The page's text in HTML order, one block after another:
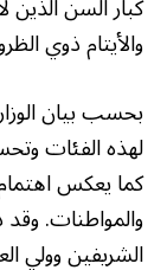
والأيتام ذوي
بحسب بيان
لهذه الفئات
كما يعكس
والمواطنات. وقد
الشريفين وولي